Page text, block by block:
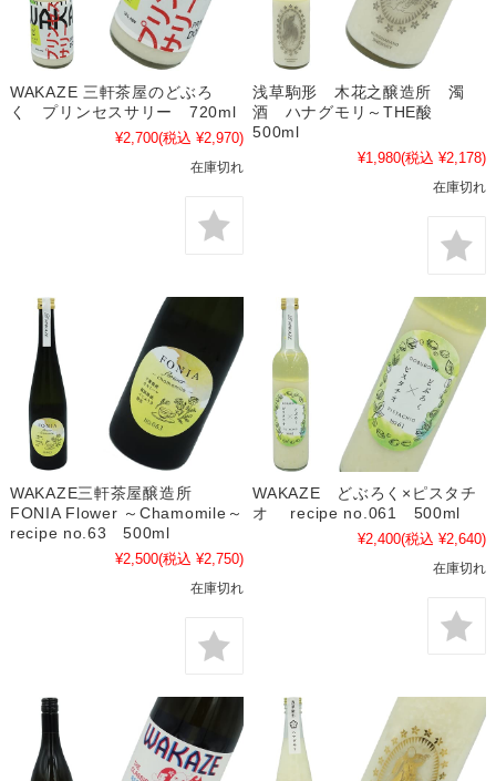
WAKAZE 三軒茶屋のどぶろ
く プリンセスサリー 720ml
¥2,700(税込 ¥2,970)
在庫切れ
浅草駒形 木花之醸造所 濁
酒 ハナグモリ～THE酸
500ml
¥1,980(税込 ¥2,178)
在庫切れ
WAKAZE三軒茶屋醸造所
FONIA Flower ～Chamomile～
recipe no.63 500ml
¥2,500(税込 ¥2,750)
在庫切れ
WAKAZE どぶろく×ピスタチ
オ recipe no.061 500ml
¥2,400(税込 ¥2,640)
在庫切れ